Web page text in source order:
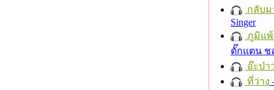
กลับม
Singer
ภูมิแพ้
ตั๊กแตน ช
อ๊ะป่า
ที่ว่าง